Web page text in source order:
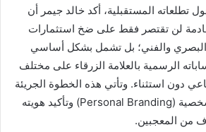
المستقبلية، أكد خالد جيمر أن
لن تقتصر فقط على ضخ استثمارات
البصري والفني؛ بل تشمل بشكل أساسي
الرسمية بالعلامة الزرقاء على مختلف
دون استثناء. وتأتي هذه الخطوة الجريئة
بهدف حماية علامته الشخصية (Personal Branding) وتأكيد هويته
من المعجبين.